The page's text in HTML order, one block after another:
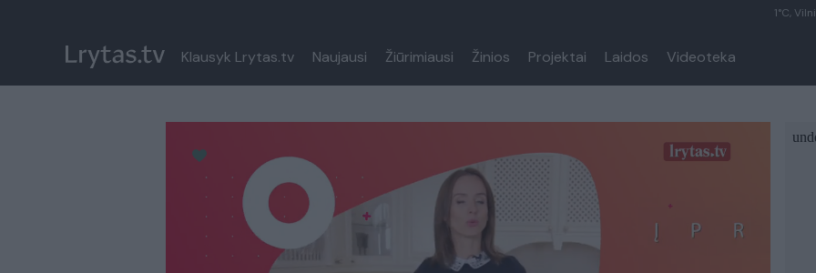
1°C,
Klausyk Lrytas.tv Naujausi Žiūrimiausi Žinios Projektai Laidos Videoteka
Paremkite Ukrainą